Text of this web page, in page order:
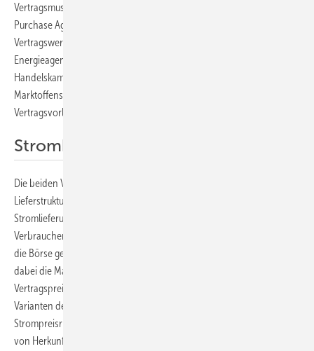
Vertragsmuster für virtuelle Stromlieferverträge (virtual Power
Purchase Agreements – vPPA) entwickelt. Es ist schon das zweite
Vertragswerk des Gemeinschaftsprojekts der Deutschen
Energieagentur (Dena) und der Deutschen Industrie- und
Handelskammer (DIHK). Schon vor einigen Monaten hat die
Marktoffensive Erneuerbare Energien eine standardisierte
Vertragsvorlage für physische PPA entwickelt.
Stromhandel über die Börse
Die beiden Vertragswerke unterscheiden sich hinsichtlich der
Lieferstruktur. Während sich die physischen PPA auf eine
Stromlieferung aus einer Erzeugungsanlage mit Direktleitung zum
Verbraucher beziehen, wird beim virtuellen PPA der Ökostrom über
die Börse gehandelt. Die Verbraucher als Vertragspartner gleichen
dabei die Marktdifferenz zwischen Marktpreis und festem
Vertragspreis aus, das sogenannte Settlement. Gemeinsam ist beiden
Varianten der Stromlieferung die Absicherung der Belieferten gegen
Strompreisrisiken, das sogenannte Hedging, sowie die Übertragung
von Herkunftsnachweisen. Mit Letzteren weisen die Unternehmen